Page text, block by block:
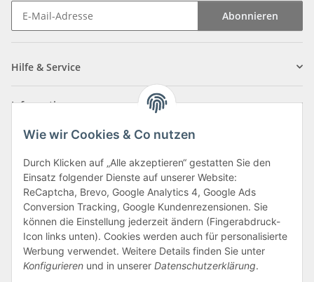
Wie wir Cookies & Co nutzen
Durch Klicken auf „Alle akzeptieren“ gestatten Sie den
Einsatz folgender Dienste auf unserer Website:
ReCaptcha, Brevo, Google Analytics 4, Google Ads
Conversion Tracking, Google Kundenrezensionen. Sie
können die Einstellung jederzeit ändern (Fingerabdruck-
Icon links unten). Cookies werden auch für personalisierte
Werbung verwendet. Weitere Details finden Sie unter
Konfigurieren und in unserer Datenschutzerklärung.
Abonnieren
Hilfe & Service
Informationen
Zahlungsarten
Vertrag widerrufen